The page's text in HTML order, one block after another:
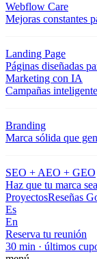
Webflow Care
Mejoras constantes
Landing Page
Páginas diseñadas
Marketing con IA
Campañas
Branding
Marca sólida que
SEO + AEO + GEO
Haz que tu marca
ProyectosReseñas
Es
En
Reserva tu reunión
30 min · últimos